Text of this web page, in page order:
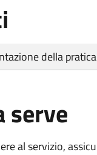
della
serve
al servizio,